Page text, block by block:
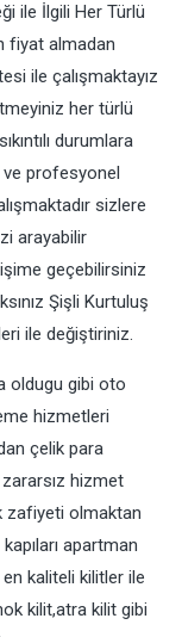
ile İlgili Her Türlü
fiyat almadan
ile çalışmaktayız
her türlü
durumlara
profesyonel
sizlere
arayabilir
geçebilirsiniz
Şişli Kurtuluş
ile değiştiriniz.
oldugu gibi oto
hizmetleri
çelik para
zararsız hizmet
zafiyeti olmaktan
apartman
en kaliteli kilitler ile
kilit,atra kilit gibi